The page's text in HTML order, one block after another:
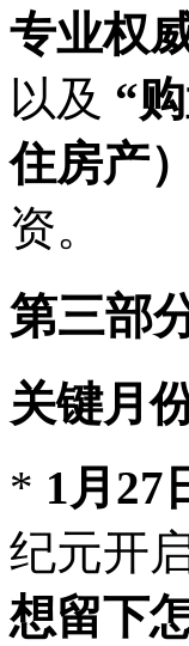
专业权
以及 “
住房产
资。
第三部
关键月
* 1月27
纪元开启
想留下